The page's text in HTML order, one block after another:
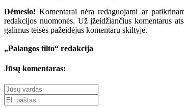
Dėmesio! Komentarai nėra redaguojami ar
redakcijos nuomonės. Už įžeidžiančius komentarus
galimus teisės pažeidėjus komentarų skiltyje.
„Palangos tilto“ redakcija
Jūsų komentaras: